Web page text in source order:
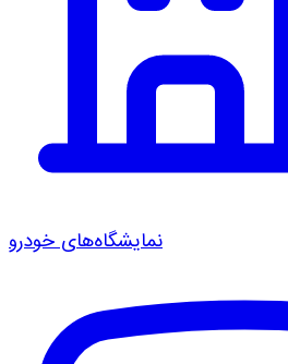
نمایشگاه‌های خودرو